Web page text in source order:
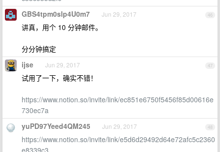
46
GBS4tpm0slp4U0m7 Jun 29, 2017
讲真，用个 10 分钟邮件。
分分钟搞定
47
ijse Jun 29, 2017
试用了一下，确实不错！
https://www.notion.so/invite/link/ec851e6750f5456f85d00616e
730ec7a
48
yuPD97Yeed4QM245 Jun 29, 2017
https://www.notion.so/invite/link/e5d6d29492d64e72afc5c2360
e8339c3